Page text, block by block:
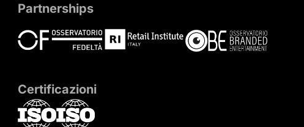
Partnerships
Certificazioni